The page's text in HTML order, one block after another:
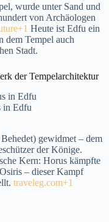
wurde unter Sand und
von Archäologen
Heute ist Edfu ein
dem Tempel auch
Stadt.
der Tempelarchitektur
in Edfu
gewidmet – dem
der Könige.
Kern: Horus kämpfte
– dieser Kampf
traveleg.com+1